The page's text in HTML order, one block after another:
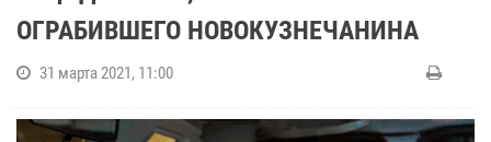
ОГРАБИВШЕГО НОВОКУЗНЕЧАНИНА
31 марта 2021, 11:00